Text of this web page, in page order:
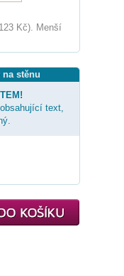
Kč). Menší
stěnu
text,